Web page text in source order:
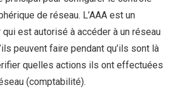
de réseau. L’AAA est un
est autorisé à accéder à un réseau
peuvent faire pendant qu’ils sont là
quelles actions ils ont effectuées
(comptabilité).